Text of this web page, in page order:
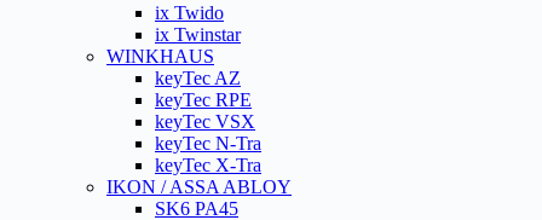
ix Twido
ix Twinstar
WINKHAUS
keyTec AZ
keyTec RPE
keyTec VSX
keyTec N-Tra
keyTec X-Tra
IKON / ASSA ABLOY
SK6 PA45